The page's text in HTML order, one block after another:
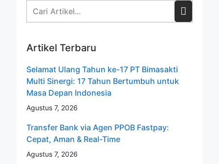
Artikel Terbaru
Selamat Ulang Tahun ke-17 PT Bimasakti
Multi Sinergi: 17 Tahun Bertumbuh untuk
Masa Depan Indonesia
Agustus 7, 2026
Transfer Bank via Agen PPOB Fastpay:
Cepat, Aman & Real-Time
Agustus 7, 2026